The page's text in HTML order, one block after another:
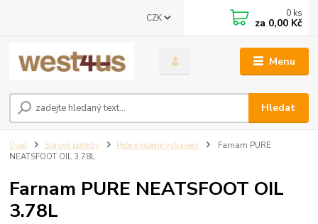
Menu
CZK
Hledat
0 ks
za 0,00 Kč
Úvod Stájové potřeby Péče o kožené vybavení
Farnam PURE
NEATSFOOT OIL 3.78L
Farnam PURE NEATSFOOT OIL
3.78L